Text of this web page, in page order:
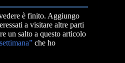
è finito. Aggiungo
a visitare altre parti
un salto a questo articolo
che ho